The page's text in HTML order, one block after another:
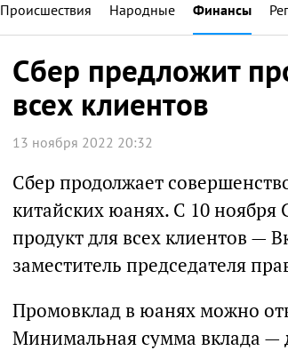
Происшествия Народные Финансы
Сбер предложит
всех клиентов
13 ноября 2022 20:32
Сбер продолжает
китайских юанях. С 10
продукт для всех клиентов —
заместитель председателя
Промовклад в юанях можно
Минимальная сумма вклада —